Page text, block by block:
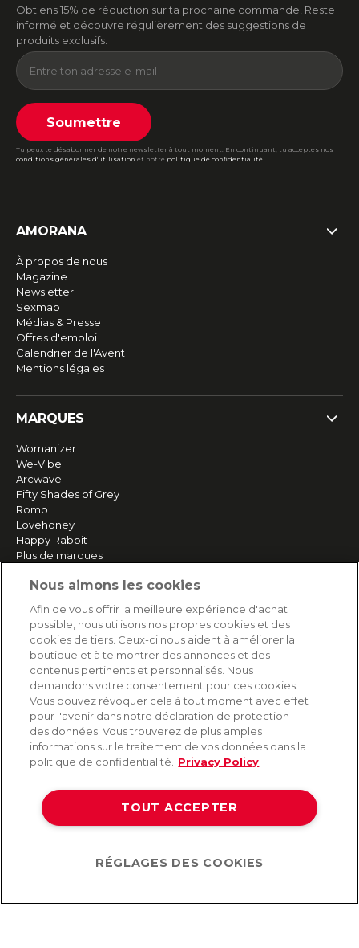
Obtiens 15% de réduction sur ta prochaine commande! Reste
informé et découvre régulièrement des suggestions de
produits exclusifs.
Soumettre
Tu peux te désabonner de notre newsletter à tout moment. En continuant, tu acceptes nos
conditions générales d'utilisation et notre politique de confidentialité.
AMORANA
À propos de nous
Magazine
Newsletter
Sexmap
Médias & Presse
Offres d'emploi
Calendrier de l'Avent
Mentions légales
MARQUES
Womanizer
We-Vibe
Arcwave
Fifty Shades of Grey
Romp
Lovehoney
Happy Rabbit
Plus de marques
SERVICE
Livraison rapide et gratuite
Retours & remboursements
Paiement sécurisé
AIDE
Contact
Livraison et expédition
Foire aux questions
Protection des données
©2026 Lovehoney Group Switzerland AG. Tous droits réservés.
Nous aimons les cookies
Afin de vous offrir la meilleure expérience d'achat
possible, nous utilisons nos propres cookies et des
cookies de tiers. Ceux-ci nous aident à améliorer la
boutique et à te montrer des annonces et des
contenus pertinents et personnalisés. Nous
demandons votre consentement pour ces cookies.
Vous pouvez révoquer cela à tout moment avec effet
pour l'avenir dans notre déclaration de protection
des données. Vous trouverez de plus amples
informations sur le traitement de vos données dans la
politique de confidentialité.
Privacy Policy
TOUT ACCEPTER
RÉGLAGES DES COOKIES